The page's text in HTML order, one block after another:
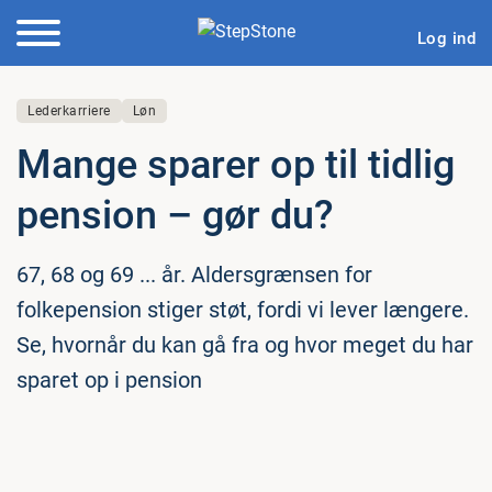
Log ind
Lederkarriere Løn
Mange sparer op til tidlig
pension – gør du?
67, 68 og 69 ... år. Aldersgrænsen for
folkepension stiger støt, fordi vi lever længere.
Se, hvornår du kan gå fra og hvor meget du har
sparet op i pension